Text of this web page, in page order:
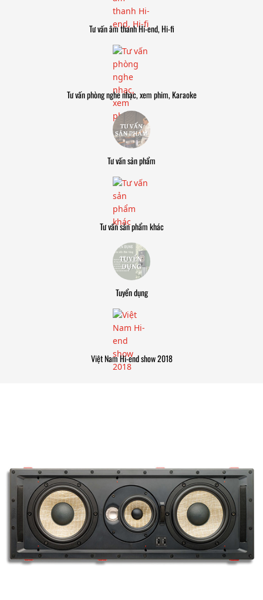
Tư vấn âm thanh Hi-end, Hi-fi
Tư vấn phòng nghe nhạc, xem phim, Karaoke
Tư vấn sản phẩm
Tư vấn sản phẩm khác
Tuyển dụng
Việt Nam Hi-end show 2018